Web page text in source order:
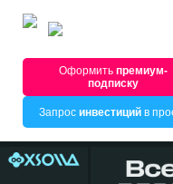
Оформитьпремиум-
подписку
Запрос инвестицийв